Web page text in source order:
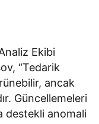
Ekibi
“Tedarik
ancak
Güncellemeleri
destekli anomali